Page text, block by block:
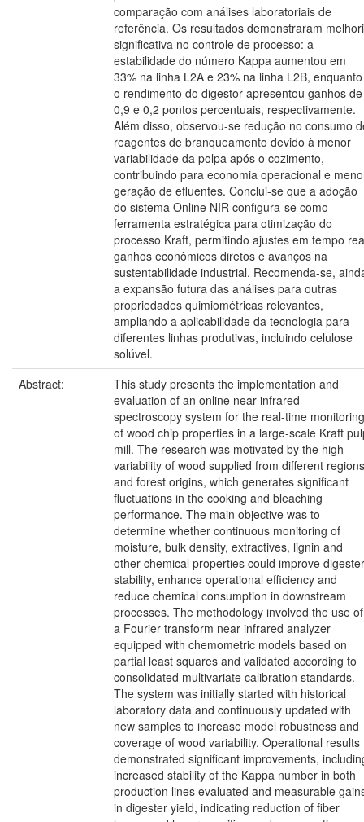
comparação com análises laboratoriais de
referência. Os resultados demonstraram
significativa no controle de processo: a
estabilidade do número Kappa aumentou em
33% na linha L2A e 23% na linha L2B, enquanto
o rendimento do digestor apresentou ganhos de
0,9 e 0,2 pontos percentuais, respectivamente.
Além disso, observou-se redução no consumo
reagentes de branqueamento devido à menor
variabilidade da polpa após o cozimento,
contribuindo para economia operacional e
geração de efluentes. Conclui-se que a adoção
do sistema Online NIR configura-se como
ferramenta estratégica para otimização do
processo Kraft, permitindo ajustes em tempo
ganhos econômicos diretos e avanços na
sustentabilidade industrial. Recomenda-se,
a expansão futura das análises para outras
propriedades quimiométricas relevantes,
ampliando a aplicabilidade da tecnologia para
diferentes linhas produtivas, incluindo celulose
solúvel.
Abstract:
This study presents the implementation and
evaluation of an online near infrared
spectroscopy system for the real-time monitoring
of wood chip properties in a large-scale Kraft
mill. The research was motivated by the high
variability of wood supplied from different regions
and forest origins, which generates significant
fluctuations in the cooking and bleaching
performance. The main objective was to
determine whether continuous monitoring of
moisture, bulk density, extractives, lignin and
other chemical properties could improve digester
stability, enhance operational efficiency and
reduce chemical consumption in downstream
processes. The methodology involved the use of
a Fourier transform near infrared analyzer
equipped with chemometric models based on
partial least squares and validated according to
consolidated multivariate calibration standards.
The system was initially started with historical
laboratory data and continuously updated with
new samples to increase model robustness and
coverage of wood variability. Operational results
demonstrated significant improvements,
increased stability of the Kappa number in both
production lines evaluated and measurable
in digester yield, indicating reduction of fiber